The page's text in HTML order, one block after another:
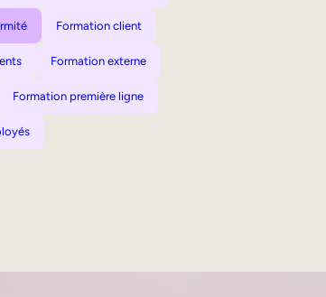
Formation client
Formation externe
Formation première ligne